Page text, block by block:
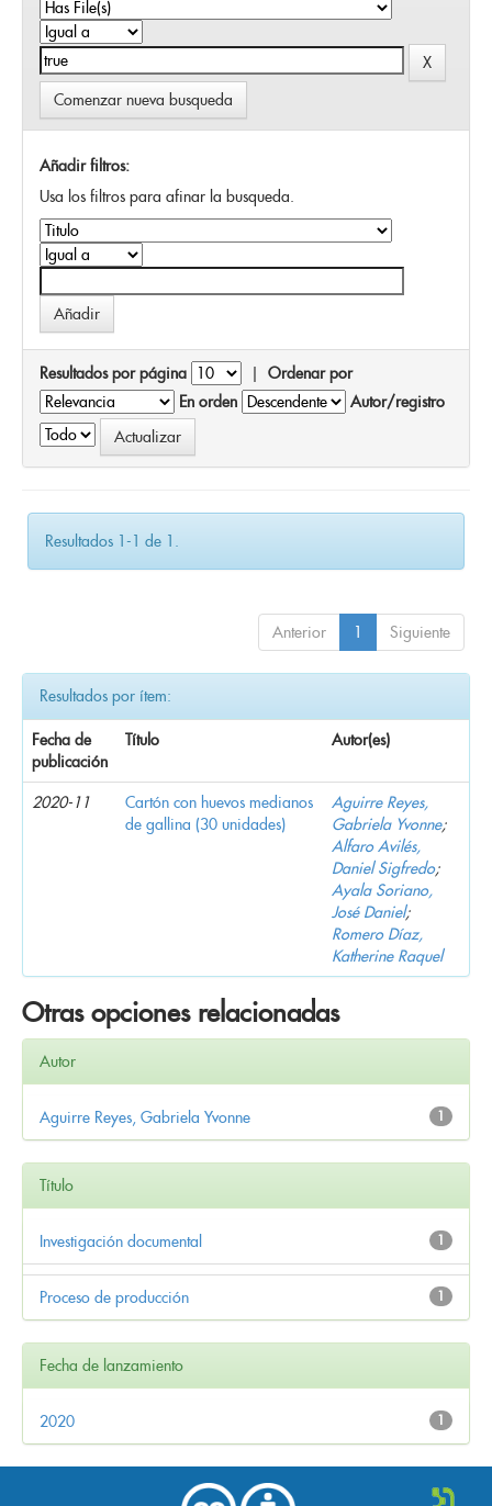
Comenzar nueva busqueda
Añadir filtros:
Usa los filtros para afinar la busqueda.
Resultados por página | Ordenar por
En orden
Autor/registro
Resultados 1-1 de 1.
Anterior 1 Siguiente
Resultados por ítem:
Fecha de
publicación
Título Autor(es)
2020-11
Cartón con huevos medianos
de gallina (30 unidades)
Aguirre Reyes,
Gabriela Yvonne;
Alfaro Avilés,
Daniel Sigfredo;
Ayala Soriano,
José Daniel;
Romero Díaz,
Katherine Raquel
Otras opciones relacionadas
Autor
1
Aguirre Reyes, Gabriela Yvonne
Título
1
Investigación documental
1
Proceso de producción
Fecha de lanzamiento
1
2020